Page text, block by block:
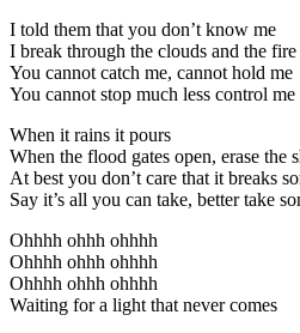
I told them that you don’t know me
I break through the clouds and the
You cannot catch me, cannot hold me
You cannot stop much less control me
When it rains it pours
When the flood gates open, erase the
At best you don’t care that it breaks
Say it’s all you can take, better take
Ohhhh ohhh ohhhh
Ohhhh ohhh ohhhh
Ohhhh ohhh ohhhh
Waiting for a light that never comes